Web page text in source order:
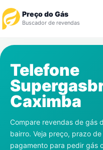
Preço do Gás
Buscador de revendas
Revendedor
Notícias
Cadastre-se
Telefone
Caximba
Compare revendas de gás
bairro. Veja preço, prazo
pagamento para pedir gás